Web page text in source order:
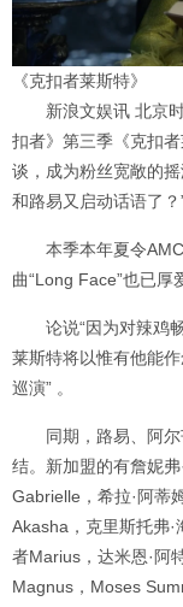
《克扣者莱斯特》
新浪文娱讯 北京时
扣者》第三季《克扣
谈，成为粉丝宽敞的
和路易又启动话语了？
本季本年夏令AMC
曲“Long Face”也已厚
论说“因为对辣鸡畅
莱斯特将以惟有他能
巡演” 。
同期，路易、阿尔
结。新加盟的有詹妮
Gabrielle，希拉·阿蒂
Akasha，克里斯托弗
者Marius，达米恩·阿
Magnus，Moses